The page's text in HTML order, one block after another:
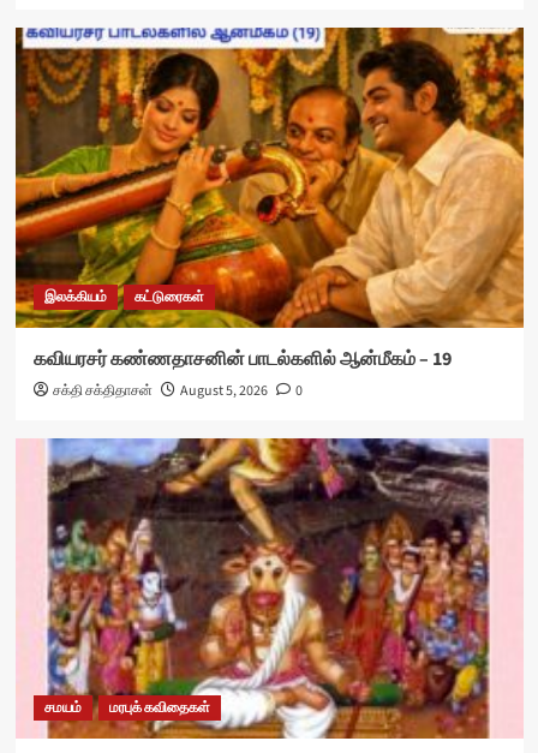
இலக்கியம் கட்டுரைகள்
கவியரசர் கண்ணதாசனின் பாடல்களில் ஆன்மீகம் – 19
சக்தி சக்திதாசன் August 5, 2026 0
சமயம் மரபுக் கவிதைகள்